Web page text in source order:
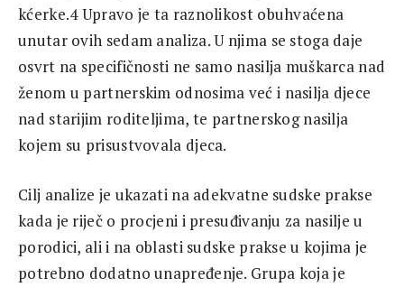
kćerke.4 Upravo je ta raznolikost obuhvaćena
unutar ovih sedam analiza. U njima se stoga daje
osvrt na specifičnosti ne samo nasilja muškarca nad
ženom u partnerskim odnosima već i nasilja djece
nad starijim roditeljima, te partnerskog nasilja
kojem su prisustvovala djeca.
Cilj analize je ukazati na adekvatne sudske prakse
kada je riječ o procjeni i presuđivanju za nasilje u
porodici, ali i na oblasti sudske prakse u kojima je
potrebno dodatno unapređenje. Grupa koja je